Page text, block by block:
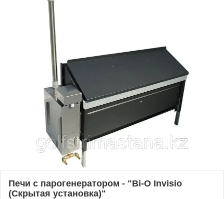
Печи с парогенератором - "Bi-O Invisio
(Скрытая установка)"